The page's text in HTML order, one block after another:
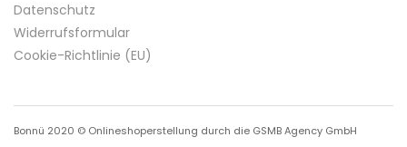
Datenschutz
Widerrufsformular
Cookie-Richtlinie (EU)
Bonnü 2020 © Onlineshoperstellung durch die GSMB Agency GmbH